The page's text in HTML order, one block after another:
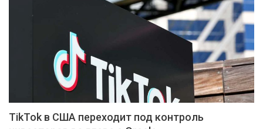
TikTok в США переходит под контроль